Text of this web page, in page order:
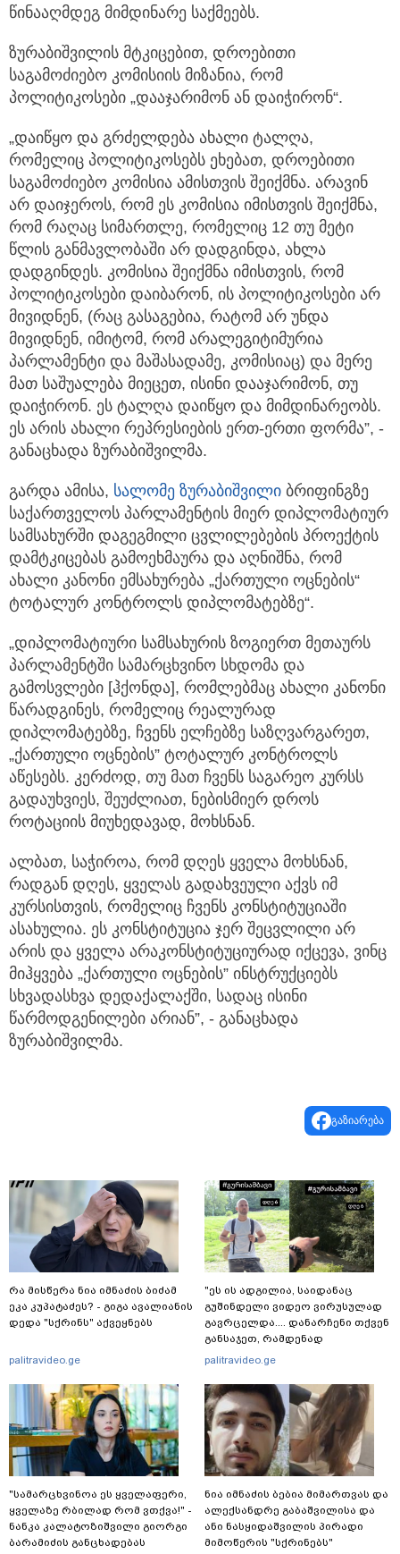
წინააღმდეგ მიმდინარე საქმეებს.
ზურაბიშვილის მტკიცებით, დროებითი
საგამოძიებო კომისიის მიზანია, რომ
პოლიტიკოსები „დააჯარიმონ ან დაიჭირონ“.
„დაიწყო და გრძელდება ახალი ტალღა,
რომელიც პოლიტიკოსებს ეხებათ, დროებითი
საგამოძიებო კომისია ამისთვის შეიქმნა. არავინ
არ დაიჯეროს, რომ ეს კომისია იმისთვის შეიქმნა,
რომ რაღაც სიმართლე, რომელიც 12 თუ მეტი
წლის განმავლობაში არ დადგინდა, ახლა
დადგინდეს. კომისია შეიქმნა იმისთვის, რომ
პოლიტიკოსები დაიბარონ, ის პოლიტიკოსები არ
მივიდნენ, (რაც გასაგებია, რატომ არ უნდა
მივიდნენ, იმიტომ, რომ არალეგიტიმურია
პარლამენტი და მაშასადამე, კომისიაც) და მერე
მათ საშუალება მიეცეთ, ისინი დააჯარიმონ, თუ
დაიჭირონ. ეს ტალღა დაიწყო და მიმდინარეობს.
ეს არის ახალი რეპრესიების ერთ-ერთი ფორმა”, -
განაცხადა ზურაბიშვილმა.
გარდა ამისა, სალომე ზურაბიშვილი ბრიფინგზე
საქართველოს პარლამენტის მიერ დიპლომატიურ
სამსახურში დაგეგმილი ცვლილებების პროექტის
დამტკიცებას გამოეხმაურა და აღნიშნა, რომ
ახალი კანონი ემსახურება „ქართული ოცნების“
ტოტალურ კონტროლს დიპლომატებზე“.
„დიპლომატიური სამსახურის ზოგიერთ მეთაურს
პარლამენტში სამარცხვინო სხდომა და
გამოსვლები [ჰქონდა], რომლებმაც ახალი კანონი
წარადგინეს, რომელიც რეალურად
დიპლომატებზე, ჩვენს ელჩებზე საზღვარგარეთ,
„ქართული ოცნების” ტოტალურ კონტროლს
აწესებს. კერძოდ, თუ მათ ჩვენს საგარეო კურსს
გადაუხვიეს, შეუძლიათ, ნებისმიერ დროს
როტაციის მიუხედავად, მოხსნან.
ალბათ, საჭიროა, რომ დღეს ყველა მოხსნან,
რადგან დღეს, ყველას გადახვეული აქვს იმ
კურსისთვის, რომელიც ჩვენს კონსტიტუციაში
ასახულია. ეს კონსტიტუცია ჯერ შეცვლილი არ
არის და ყველა არაკონსტიტუციურად იქცევა, ვინც
მიჰყვება „ქართული ოცნების” ინსტრუქციებს
სხვადასხვა დედაქალაქში, სადაც ისინი
წარმოდგენილები არიან”, - განაცხადა
ზურაბიშვილმა.
გაზიარება
რა მისწერა ნია იმნაძის ბიძამ
ეკა კუპატაძეს? - გიგა ავალიანის
დედა "სქრინს" აქვეყნებს
palitravideo.ge
"სა­მარ­ცხვი­ნოა ეს ყვე­ლა­ფე­რი,
ყვე­ლა­ზე რბი­ლად რომ ვთქვა!" -
ნანკა კალატოზიშვილი გიორგი
ბარამიძის განცხადებას
"ეს ის ადგილია, საიდანაც
გუშინდელი ვიდეო ვირუსულად
გავრცელდა.... დანარჩენი თქვენ
განსაჯეთ, რამდენად
შესაძლებელია აქ ადამიანის
აქვეყნებს კობა ახალაძე
მლეთიდან, სადაც 12 წლის წინ
გურამ დადიანიძე გაუჩინარდა?
palitravideo.ge
ნია იმნაძის ბებია მიმართვას და
ალექსანდრე გაბაშვილისა და
ანი ნასყიდაშვილის პირადი
მიმოწერის "სქრინებს"